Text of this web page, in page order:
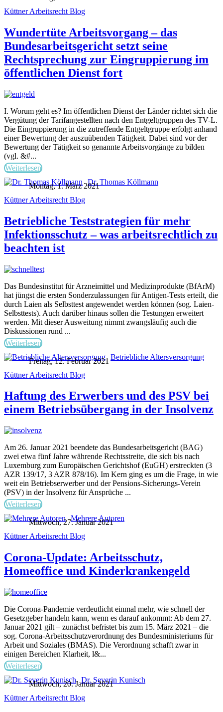
Küttner Arbeitsrecht Blog
Wundertüte Arbeitsvorgang – das
Bundesarbeitsgericht setzt seine
Rechtsprechung zur Eingruppierung im
öffentlichen Dienst fort
I. Worum geht es? Im öffentlichen Dienst der Länder richtet sich die
Vergütung der Tarifangestellten nach den Entgeltgruppen des TV-L.
Die Eingruppierung in die zutreffende Entgeltgruppe erfolgt anhand
einer Bewertung der auszuübenden Tätigkeit. Dabei sind vor der
Bewertung der Tätigkeit so genannte Arbeitsvorgänge zu bilden
(vgl. &#...
Weiterlesen
Dr. Thomas Köllmann
Montag, 1. März 2021
Küttner Arbeitsrecht Blog
Betriebliche Teststrategien für mehr
Infektionsschutz – was arbeitsrechtlich zu
beachten ist
Das Bundesinstitut für Arzneimittel und Medizinprodukte (BfArM)
hat jüngst die ersten Sonderzulassungen für Antigen-Tests erteilt, die
durch Laien als Selbsttest angewendet werden können (sog. Laien-
Selbsttests). Auch darüber hinaus sollen die Testungen erweitert
werden. Mit dieser Ausweitung nimmt zwangsläufig auch die
Diskussionen rund ...
Weiterlesen
Betriebliche Altersversorgung
Freitag, 12. Februar 2021
Küttner Arbeitsrecht Blog
Haftung des Erwerbers und des PSV bei
einem Betriebsübergang in der Insolvenz
Am 26. Januar 2021 beendete das Bundesarbeitsgericht (BAG)
zwei etwa fünf Jahre währende Rechtsstreite, die sich bis nach
Luxemburg zum Europäischen Gerichtshof (EuGH) erstreckten (3
AZR 139/17, 3 AZR 878/16). Im Kern ging es um die Frage, in wie
weit ein Betriebserwerber und der Pensions-Sicherungs-Verein
(PSV) in der Insolvenz für Ansprüche ...
Weiterlesen
Mehrere Autoren
Mittwoch, 27. Januar 2021
Küttner Arbeitsrecht Blog
Corona-Update: Arbeitsschutz,
Homeoffice und Kinderkrankengeld
Die Corona-Pandemie verdeutlicht einmal mehr, wie schnell der
Gesetzgeber handeln kann, wenn es darauf ankommt: Ab dem 27.
Januar 2021 gilt – zunächst befristet bis zum 15. März 2021 – die
sog. Corona-Arbeitsschutzverordnung des Bundesministeriums für
Arbeit und Soziales (BMAS). Die Verordnung schafft zwar in
einigen Bereichen Klarheit, l&...
Weiterlesen
Dr. Severin Kunisch
Mittwoch, 20. Januar 2021
Küttner Arbeitsrecht Blog